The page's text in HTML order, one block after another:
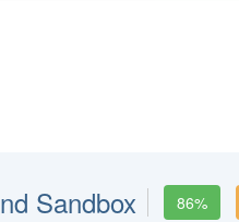
Sandbox
86%